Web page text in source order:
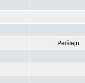
Perštejn